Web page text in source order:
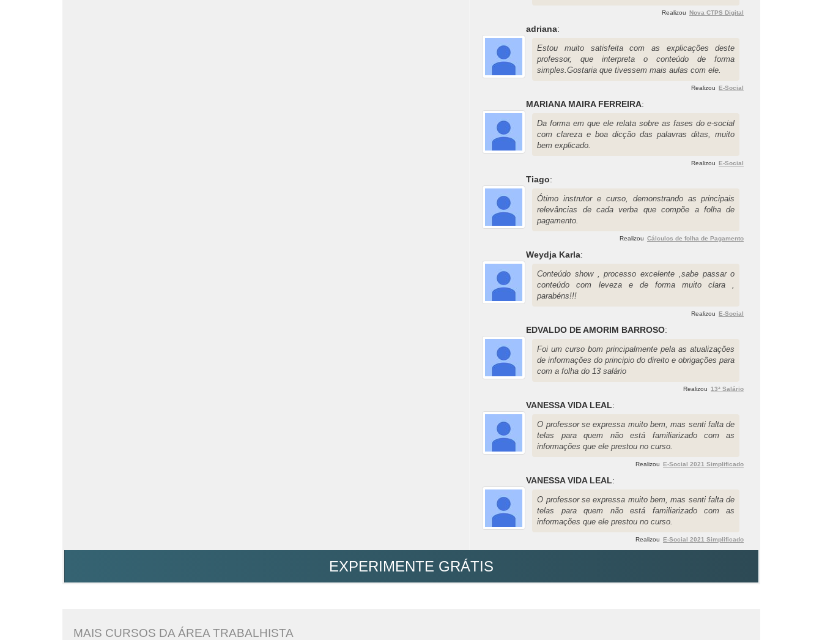
Realizou Nova CTPS Digital
adriana:
Estou muito satisfeita com as explicações deste
professor, que interpreta o conteúdo de forma
simples.Gostaria que tivessem mais aulas com ele.
Realizou E-Social
MARIANA MAIRA FERREIRA:
Da forma em que ele relata sobre as fases do e-social
com clareza e boa dicção das palavras ditas, muito
bem explicado.
Realizou E-Social
Tiago:
Ótimo instrutor e curso, demonstrando as principais
relevâncias de cada verba que compõe a folha de
pagamento.
Realizou Cálculos de folha de Pagamento
Weydja Karla:
Conteúdo show , processo excelente ,sabe passar o
conteúdo com leveza e de forma muito clara ,
parabéns!!!
Realizou E-Social
EDVALDO DE AMORIM BARROSO:
Foi um curso bom principalmente pela as atualizações
de informações do principio do direito e obrigações para
com a folha do 13 salário
Realizou 13ª Salário
VANESSA VIDA LEAL:
O professor se expressa muito bem, mas senti falta de
telas para quem não está familiarizado com as
informações que ele prestou no curso.
Realizou E-Social 2021 Simplificado
VANESSA VIDA LEAL:
O professor se expressa muito bem, mas senti falta de
telas para quem não está familiarizado com as
informações que ele prestou no curso.
Realizou E-Social 2021 Simplificado
EXPERIMENTE GRÁTIS
MAIS CURSOS DA ÁREA TRABALHISTA